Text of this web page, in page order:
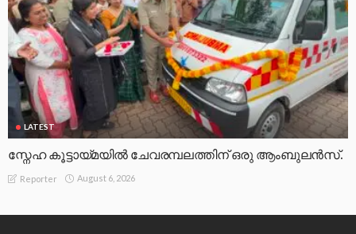
LATEST
സ്നേഹ കൂട്ടായ്മയിൽ ചേവരമ്പലത്തിന് ഒരു ആംബുലൻസ്.
Reporter August 6, 2026